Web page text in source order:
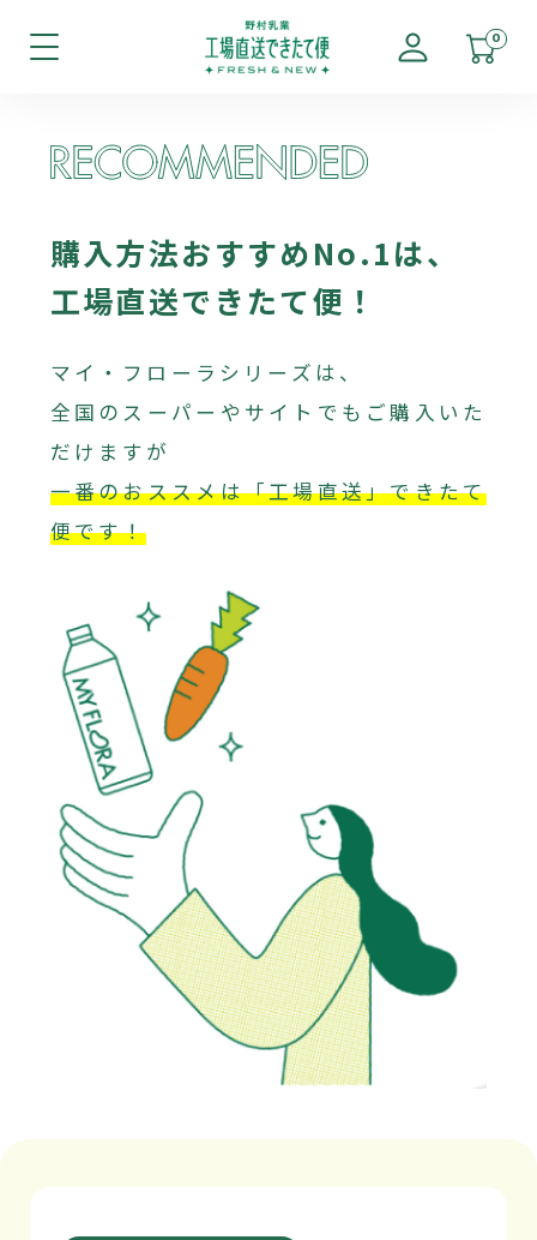
0
購入方法おすすめNo.1は、
工場直送できたて便！
マイ・フローラシリーズは、
全国のスーパーやサイトでもご購入いた
だけますが
一番のおススメは「工場直送」できたて
便です！